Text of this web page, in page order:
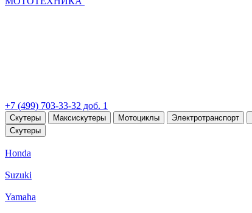
+7 (499) 703-33-32 доб. 1
Скутеры Максискутеры Мотоциклы Электротранспорт
Скутеры
Honda
Suzuki
Yamaha